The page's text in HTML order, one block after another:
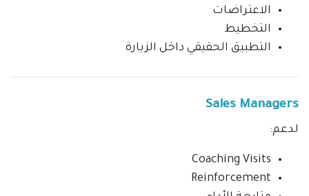
الاعتراضات
التخطيط
التطبيق الحقيقي داخل الزيارة
Sales Managers
لدعم:
Coaching Visits
Reinforcement